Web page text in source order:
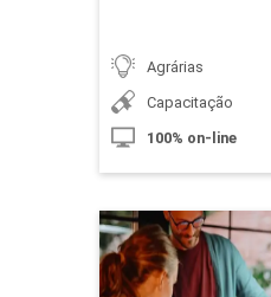
Agrárias
Capacitação
100% on-line